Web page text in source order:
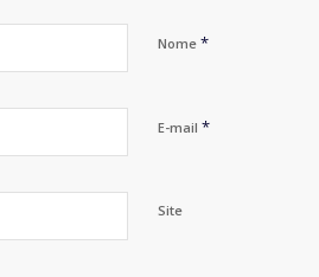
Nome *
E-mail *
Site